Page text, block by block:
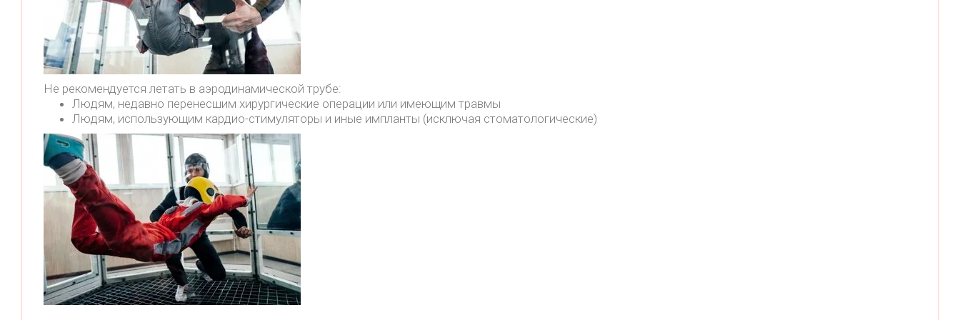
Не рекомендуется летать в аэродинамической трубе:
Людям, недавно перенесшим хирургические операции или имеющим травмы
Людям, использующим кардио-стимуляторы и иные импланты (исключая стоматологические)